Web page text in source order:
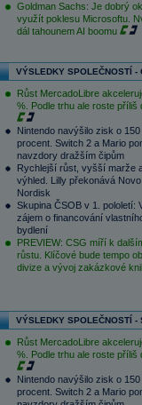
Goldman Sachs: Je dobrý
využít poklesu Microsoftu.
dál tahounem AI boomu
VÝSLEDKY SPOLEČNOSTÍ -
Růst MercadoLibre
%. Podle trhu ale roste příliš
Nintendo navýšilo zisk o 150
procent. Switch 2 a Mario
navzdory dražším čipům
Rychlejší růst, vyšší marže
výhled. Lilly překonává Novo
Nordisk
Skupina ČSOB v 1. pololetí:
zájem o financování
bydlení
PREVIEW: CSG míří k
růstu. Klíčové bude tempo
divize a vývoj zakázkové
VÝSLEDKY SPOLEČNOSTÍ -
Růst MercadoLibre
%. Podle trhu ale roste příliš
Nintendo navýšilo zisk o 150
procent. Switch 2 a Mario